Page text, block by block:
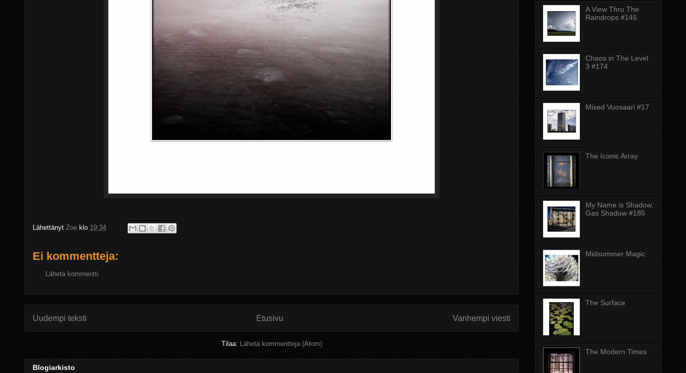
Lähettänyt Zoe klo 19:34
Ei kommentteja:
Lähetä kommentti
Uudempi teksti Vanhempi viesti
Etusivu
Tilaa:Lähetä kommentteja (Atom)
Blogiarkisto
A View Thru The
Raindrops #145
Chaos in The Level
3 #174
Mixed Vuosaari #17
The Iconic Array
My Name is Shadow,
Gas Shadow #185
Midsummer Magic
The Surface
The Modern Times